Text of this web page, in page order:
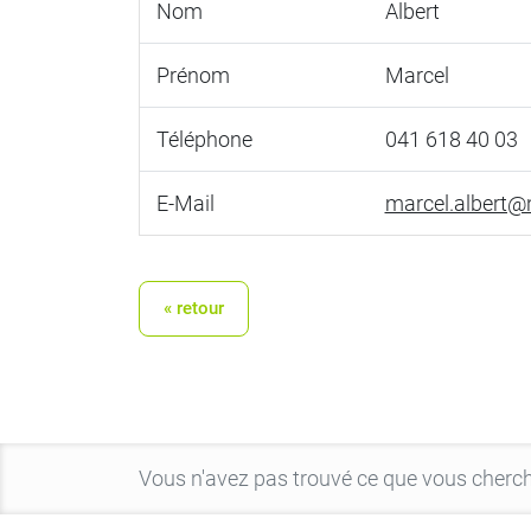
Nom Albert
Prénom Marcel
Téléphone 041 618 40 03
E-Mail
« retour